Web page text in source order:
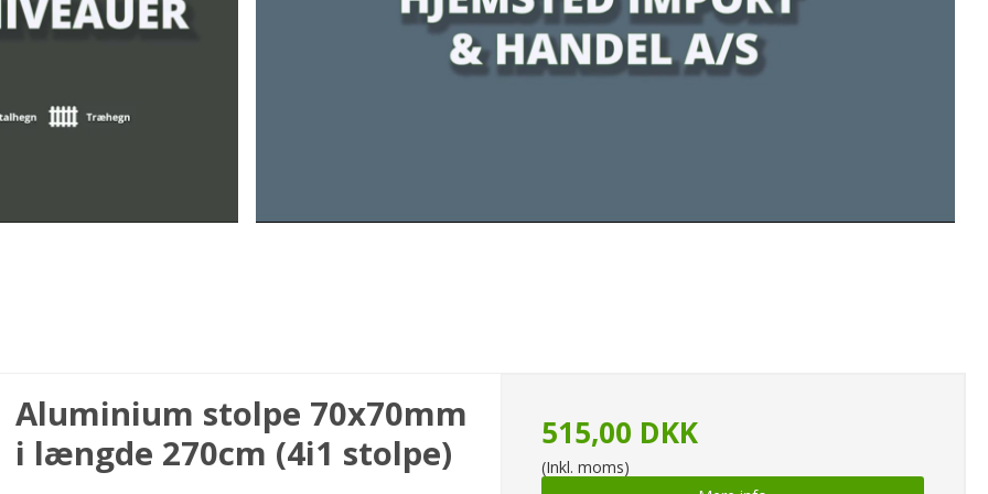
Aluminium stolpe 70x70mm
i længde 270cm (4i1 stolpe)
515,00 DKK
(Inkl. moms)